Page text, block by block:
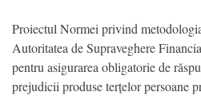
Proiectul Normei privind
Autoritatea de Supraveghere
pentru asigurarea obligatorie de
prejudicii produse terțelor persoane